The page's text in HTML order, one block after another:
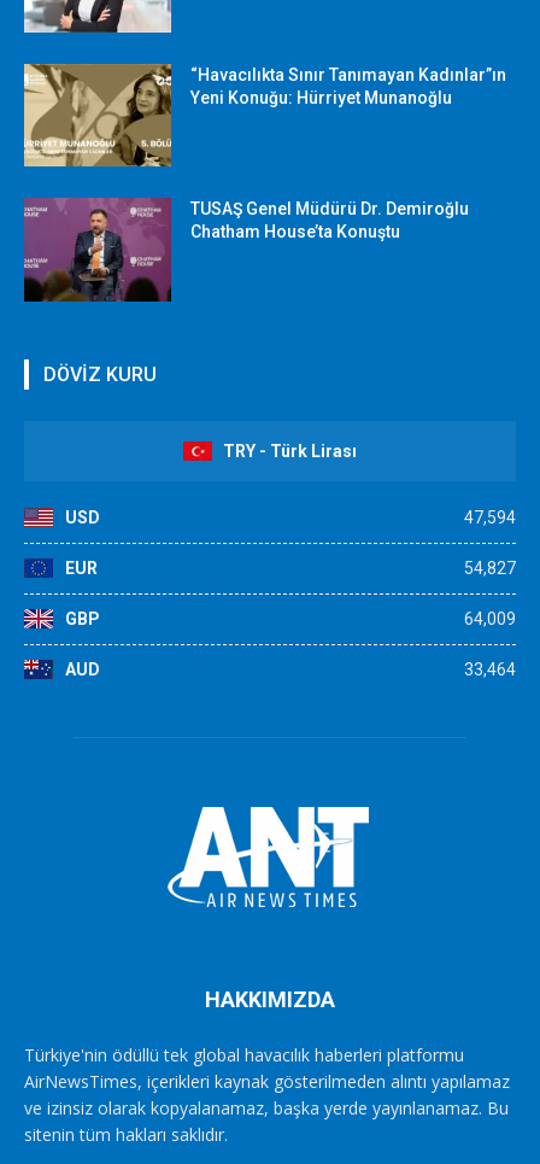
“Havacılıkta Sınır Tanımayan Kadınlar”ın
Yeni Konuğu: Hürriyet Munanoğlu
TUSAŞ Genel Müdürü Dr. Demiroğlu
Chatham House’ta Konuştu
DÖVİZ KURU
TRY - Türk Lirası
USD 47,594
EUR 54,827
GBP 64,009
AUD 33,464
HAKKIMIZDA
Türkiye'nin ödüllü tek global havacılık haberleri platformu
AirNewsTimes, içerikleri kaynak gösterilmeden alıntı yapılamaz
ve izinsiz olarak kopyalanamaz, başka yerde yayınlanamaz. Bu
sitenin tüm hakları saklıdır.